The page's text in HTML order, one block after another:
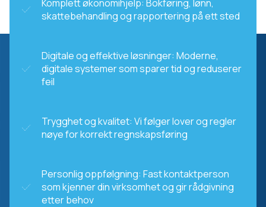
Komplett økonomihjelp: Bokføring, lønn,
skattebehandling og rapportering på ett sted
Digitale og effektive løsninger: Moderne,
digitale systemer som sparer tid og reduserer
feil
Trygghet og kvalitet: Vi følger lover og regler
nøye for korrekt regnskapsføring
Personlig oppfølgning: Fast kontaktperson
som kjenner din virksomhet og gir rådgivning
etter behov